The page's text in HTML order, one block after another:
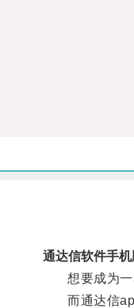
通达信软件手
想要成为一
而通达信app